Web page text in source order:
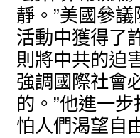
靜。”美國參
活動中獲得了
則將中共的迫
強調國際社會
的。”他進一
怕人們渴望自